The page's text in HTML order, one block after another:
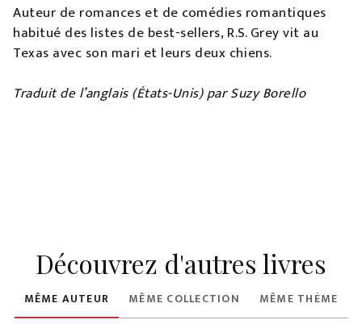
Auteur de romances et de comédies romantiques
habitué des listes de best-sellers, R.S. Grey vit au
Texas avec son mari et leurs deux chiens.
Traduit de l’anglais (États-Unis) par Suzy Borello
Découvrez d'autres livres
MÊME AUTEUR MÊME COLLECTION MÊME THÈME